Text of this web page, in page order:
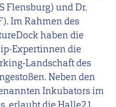
Flensburg) und Dr.
Im Rahmen des
haben die
Expertinnen die
Landschaft des
Neben den
Inkubators im